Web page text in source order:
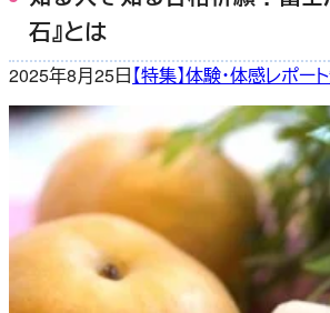
石』とは
2025年8月25日【特集】体験・体感レポート